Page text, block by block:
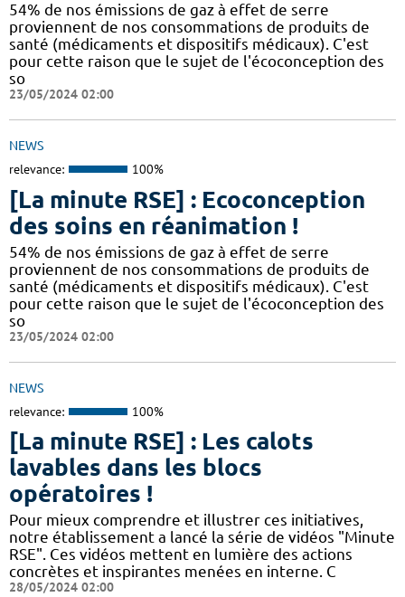
54% de nos émissions de gaz à effet de serre
proviennent de nos consommations de produits de
santé (médicaments et dispositifs médicaux). C'est
pour cette raison que le sujet de l'écoconception des
so
23/05/2024 02:00
NEWS
relevance: 100%
[La minute RSE] : Ecoconception
des soins en réanimation !
54% de nos émissions de gaz à effet de serre
proviennent de nos consommations de produits de
santé (médicaments et dispositifs médicaux). C'est
pour cette raison que le sujet de l'écoconception des
so
23/05/2024 02:00
NEWS
relevance: 100%
[La minute RSE] : Les calots
lavables dans les blocs
opératoires !
Pour mieux comprendre et illustrer ces initiatives,
notre établissement a lancé la série de vidéos "Minute
RSE". Ces vidéos mettent en lumière des actions
concrètes et inspirantes menées en interne. C
28/05/2024 02:00